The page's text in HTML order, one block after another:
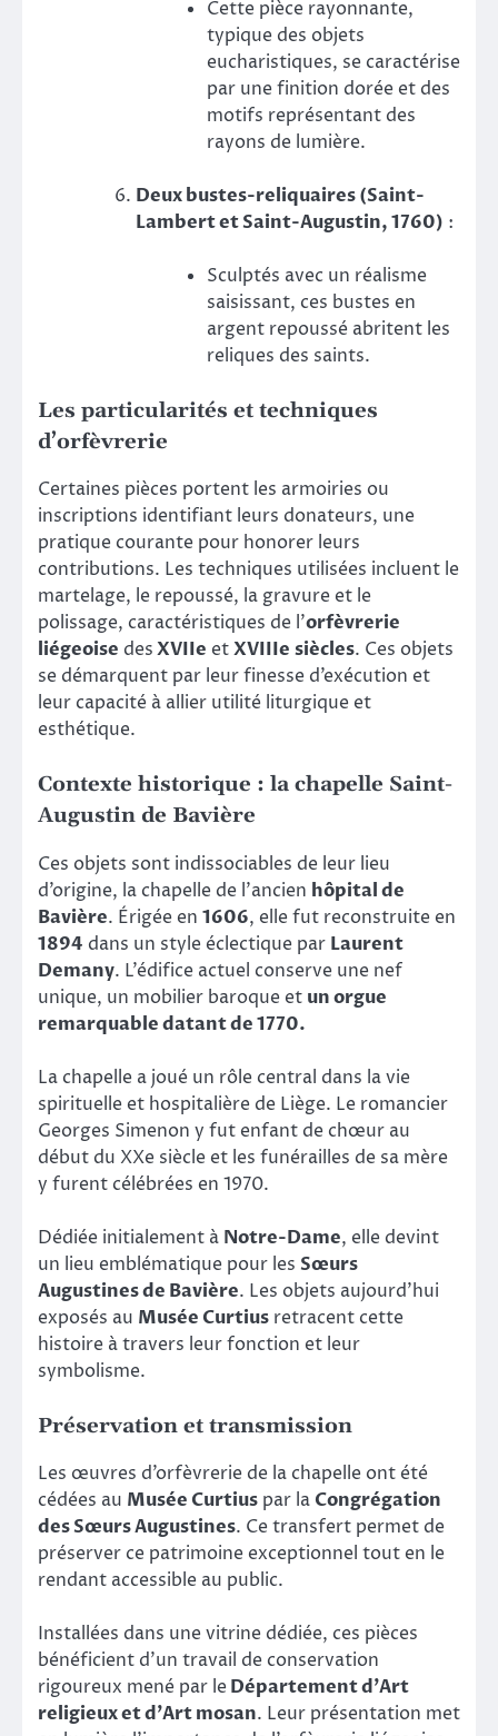
Cette pièce rayonnante,
typique des objets
eucharistiques, se caractérise
par une finition dorée et des
motifs représentant des
rayons de lumière.
Deux bustes-reliquaires (Saint-
Lambert et Saint-Augustin, 1760) :
Sculptés avec un réalisme
saisissant, ces bustes en
argent repoussé abritent les
reliques des saints.
Les particularités et techniques
d’orfèvrerie
Certaines pièces portent les armoiries ou
inscriptions identifiant leurs donateurs, une
pratique courante pour honorer leurs
contributions. Les techniques utilisées incluent le
martelage, le repoussé, la gravure et le
polissage, caractéristiques de l’orfèvrerie
liégeoise desXVIIe etXVIIIe siècles. Ces objets
se démarquent par leur finesse d’exécution et
leur capacité à allier utilité liturgique et
esthétique.
Contexte historique : la chapelle Saint-
Augustin de Bavière
Ces objets sont indissociables de leur lieu
d’origine, la chapelle de l’ancien hôpital de
Bavière. Érigée en 1606, elle fut reconstruite en
1894 dans un style éclectique par Laurent
Demany. L’édifice actuel conserve une nef
unique, un mobilier baroque et un orgue
remarquable datant de 1770.
La chapelle a joué un rôle central dans la vie
spirituelle et hospitalière de Liège. Le romancier
Georges Simenon y fut enfant de chœur au
début du XXe siècle et les funérailles de sa mère
y furent célébrées en 1970.
Dédiée initialement à Notre-Dame, elle devint
un lieu emblématique pour les Sœurs
Augustines de Bavière. Les objets aujourd’hui
exposés au Musée Curtius retracent cette
histoire à travers leur fonction et leur
symbolisme.
Préservation et transmission
Les œuvres d’orfèvrerie de la chapelle ont été
cédées au Musée Curtius par la Congrégation
des Sœurs Augustines. Ce transfert permet de
préserver ce patrimoine exceptionnel tout en le
rendant accessible au public.
Installées dans une vitrine dédiée, ces pièces
bénéficient d’un travail de conservation
rigoureux mené par leDépartement d’Art
religieux et d’Art mosan. Leur présentation met